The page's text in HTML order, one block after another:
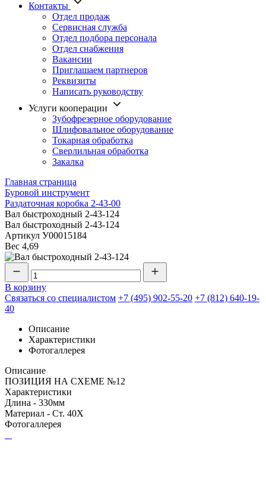
Контакты
Отдел продаж
Сервисная служба
Отдел подбора персонала
Отдел снабжения
Вакансии
Приглашаем партнеров
Реквизиты
Написать руководству
Услуги кооперации
Зубофрезерное оборудование
Шлифовальное оборудование
Токарная обработка
Cверлильная обработка
Закалка
Главная страница
Буровой инструмент
Раздаточная коробка 2-43-00
Вал быстроходный 2-43-124
Вал быстроходный 2-43-124
Артикул У00015184
Вес 4,69
В корзину
Связаться со специалистом +7 (495) 902-55-20 +7 (812) 640-19-
40
Описание
Характеристики
Фотогаллерея
Описание
ПОЗИЦИЯ НА СХЕМЕ №12
Характеристики
Длина - 330мм
Материал - Ст. 40Х
Фотогаллерея